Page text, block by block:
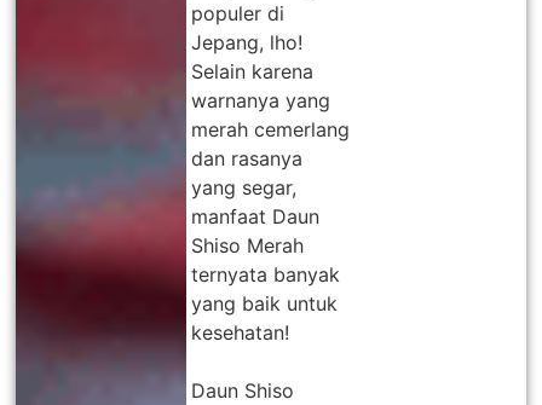
populer di
Jepang, lho!
Selain karena
warnanya yang
merah cemerlang
dan rasanya
yang segar,
manfaat Daun
Shiso Merah
ternyata banyak
yang baik untuk
kesehatan!
Daun Shiso